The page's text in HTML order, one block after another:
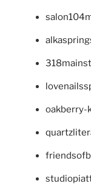
oakberry-